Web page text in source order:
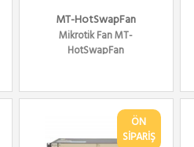
MT-HotSwapFan
Mikrotik Fan MT-
HotSwapFan
ÖN
SİPARİŞ